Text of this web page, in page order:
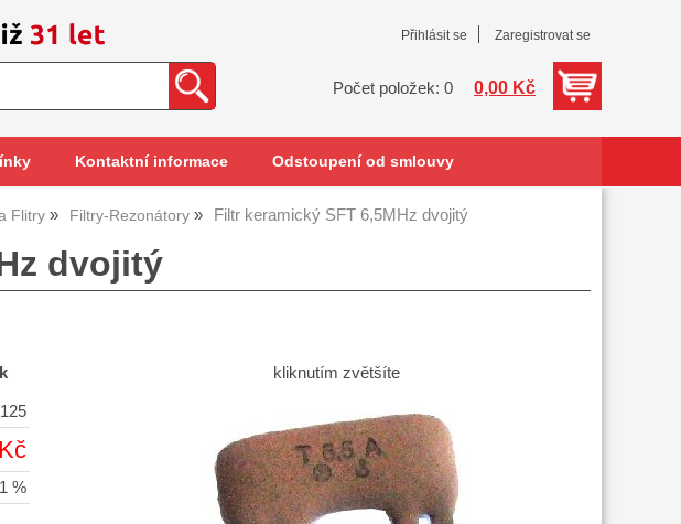
Přihlásit se Zaregistrovat se
Počet položek: 0 0,00 Kč
Kontaktní informace Odstoupení od smlouvy
Flitry Filtry-Rezonátory Filtr keramický SFT 6,5MHz dvojitý
dvojitý
kliknutím zvětšíte
%